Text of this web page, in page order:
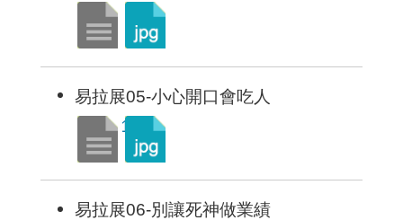
易拉展05-小心開口會吃人
易拉展06-別讓死神做業績